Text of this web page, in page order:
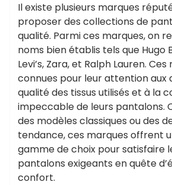
Il existe plusieurs marques
proposer des collections de
qualité. Parmi ces marques, on
noms bien établis tels que Hugo
Levi’s, Zara, et Ralph Lauren.
connues pour leur attention aux
qualité des tissus utilisés et à la
impeccable de leurs pantalons.
des modèles classiques ou des
tendance, ces marques offrent
gamme de choix pour satisfaire
pantalons exigeants en quête
confort.